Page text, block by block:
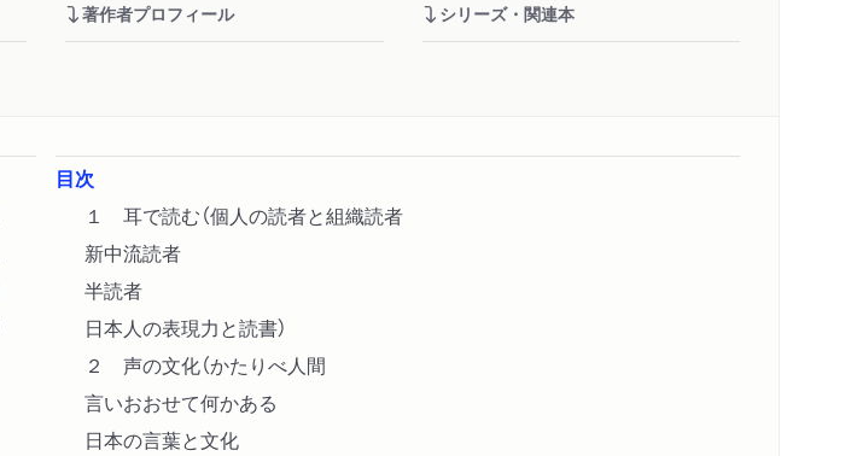
著作者プロフィール シリーズ・関連本
目次
１ 耳で読む（個人の読者と組織読者
新中流読者
半読者
日本人の表現力と読書）
２ 声の文化（かたりべ人間
言いおおせて何かある
日本の言葉と文化